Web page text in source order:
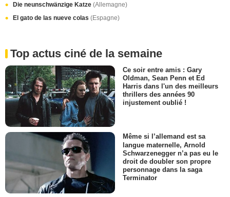
Die neunschwänzige Katze (Allemagne)
El gato de las nueve colas (Espagne)
Top actus ciné de la semaine
Ce soir entre amis : Gary
Oldman, Sean Penn et Ed
Harris dans l'un des meilleurs
thrillers des années 90
injustement oublié !
Même si l’allemand est sa
langue maternelle, Arnold
Schwarzenegger n’a pas eu le
droit de doubler son propre
personnage dans la saga
Terminator